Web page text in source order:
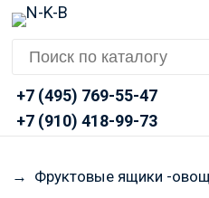
+7 (495) 769-55-47
+7 (910) 418-99-73
→ Фруктовые ящики -